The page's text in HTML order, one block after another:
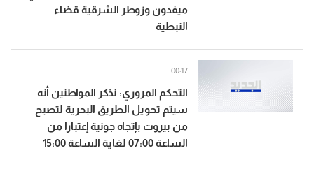
ميفدون وزوطر الشرقية قضاء
النبطية
التحكم المروري: نذكر المواطنين أنه
سيتم تحويل الطريق البحرية لتصبح
من بيروت بإتجاه جونية إعتبارا من
الساعة 07:00 لغاية الساعة 15:00
00:17